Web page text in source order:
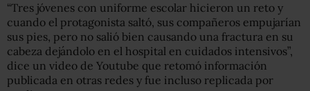
“Tres jóvenes con uniforme escolar hicieron un reto y
cuando el protagonista saltó, sus compañeros empujarían
sus pies, pero no salió bien causando una fractura en su
cabeza dejándolo en el hospital en cuidados intensivos”,
dice un video de Youtube que retomó información
publicada en otras redes y fue incluso replicada por